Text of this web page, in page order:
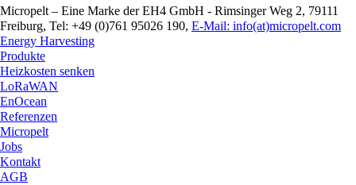
Micropelt – Eine Marke der EH4 GmbH - Rimsinger Weg 2, 79111
Freiburg, Tel: +49 (0)761 95026 190, E-Mail: info(at)micropelt.com
Energy Harvesting
Produkte
Heizkosten senken
LoRaWAN
EnOcean
Referenzen
Micropelt
Jobs
Kontakt
AGB